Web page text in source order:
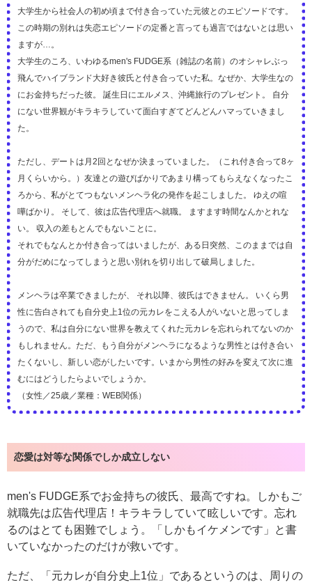
大学生から社会人の初め頃まで付き合っていた元彼とのエピソードです。
この時期の別れは失恋エピソードの定番と言っても過言ではないとは思い
ますが…。
大学生のころ、いわゆるmen's FUDGE系（雑誌の名前）のオシャレぶっ
飛んでハイブランド大好き彼氏と付き合っていた私。なぜか、大学生なの
にお金持ちだった彼。 誕生日にエルメス、沖縄旅行のプレゼント。 自分
にない世界観がキラキラしていて面白すぎてどんどんハマっていきまし
た。
ただし、デートは月2回となぜか決まっていました。（これ付き合って8ヶ
月くらいから。）友達との遊びばかりであまり構ってもらえなくなったこ
ろから、私がとてつもないメンヘラ化の発作を起こしました。 ゆえの喧
嘩ばかり。 そして、彼は広告代理店へ就職。 ますます時間なんかとれな
い。 収入の差もとんでもないことに。
それでもなんとか付き合ってはいましたが、ある日突然、このままでは自
分がだめになってしまうと思い別れを切り出して破局しました。
メンヘラは卒業できましたが、 それ以降、彼氏はできません。 いくら男
性に告白されても自分史上1位の元カレをこえる人がいないと思ってしま
うので、私は自分にない世界を教えてくれた元カレを忘れられてないのか
もしれません。ただ、もう自分がメンヘラになるような男性とは付き合い
たくないし、新しい恋がしたいです。いまから男性の好みを変えて次に進
むにはどうしたらよいでしょうか。
（女性／25歳／業種：WEB関係）
恋愛は対等な関係でしか成立しない
men's FUDGE系でお金持ちの彼氏、最高ですね。しかもご
就職先は広告代理店！キラキラしていて眩しいです。忘れ
るのはとても困難でしょう。「しかもイケメンです」と書
いていなかったのだけが救いです。
ただ、「元カレが自分史上1位」であるというのは、周りの